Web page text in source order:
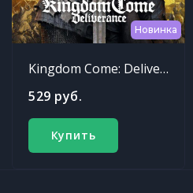
Новинка
Kingdom Come: Deliverance
529 руб.
Купить